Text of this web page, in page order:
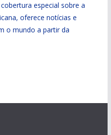
especial sobre a
oferece notícias e
o mundo a partir da